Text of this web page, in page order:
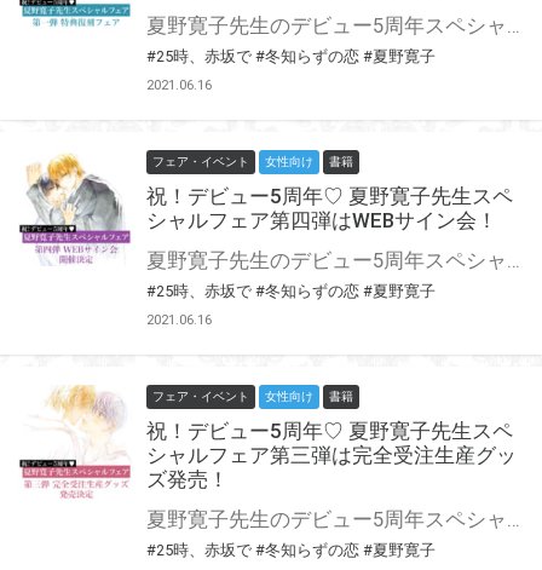
夏野寛子先生のデビュー5周年スペシャルフェア第一弾は特典復刻フェア！ 当時手に入れられなかった方には超☆朗報！ デビュー作の『冬知らずの恋』をはじめ、大人気シリーズ初刊『25時、赤坂で』、 さらに『25時、赤坂で 2』の3タイトルの当時の特典【4Pリーフレット】をすべて復刻！ この機会にぜひゲットしてくださいっ！
#25時、赤坂で #冬知らずの恋 #夏野寛子
2021.06.16
フェア・イベント 女性向け 書籍
祝！デビュー5周年♡ 夏野寛子先生スペ
シャルフェア第四弾はWEBサイン会！
夏野寛子先生のデビュー5周年スペシャルフェア第四弾はWEBサイン会の開催！ 『冬知らずの恋』『25時、赤坂で』両タイトルにてWEBサイン会が決定です！ この貴重な機会、皆様ぜひ奮ってご応募くださいませ☆
#25時、赤坂で #冬知らずの恋 #夏野寛子
2021.06.16
フェア・イベント 女性向け 書籍
祝！デビュー5周年♡ 夏野寛子先生スペ
シャルフェア第三弾は完全受注生産グッ
ズ発売！
夏野寛子先生のデビュー5周年スペシャルフェア第三弾は完全受注生産グッズ発売決定！ A4クリアファイルを収納できるクリアファイルホルダー！ 絵柄は抽選フェアのアクリルコースターに使用したものと同じものになりますので、 サイン入りがもしも当たらなくてもこのグッズをゲットすれば美麗イラストグッズは満喫できます♥ この機会にしかゲットできない貴重なグッズ、ぜひお手元にどうぞ♪
#25時、赤坂で #冬知らずの恋 #夏野寛子